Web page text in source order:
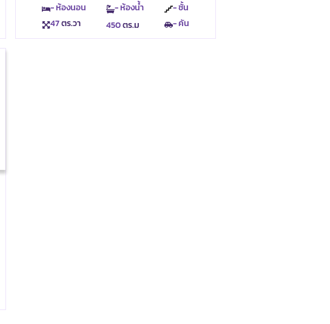
- ห้องนอน - ห้องน้ำ
- ชั้น
47ตร.วา 450ตร.ม - คัน